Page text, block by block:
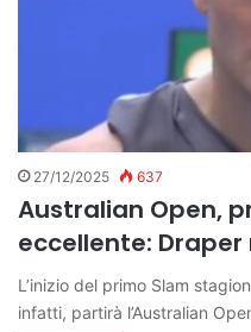
27/12/2025 637
Australian Open,
eccellente: Draper
L’inizio del primo Slam
infatti, partirà l’Australian